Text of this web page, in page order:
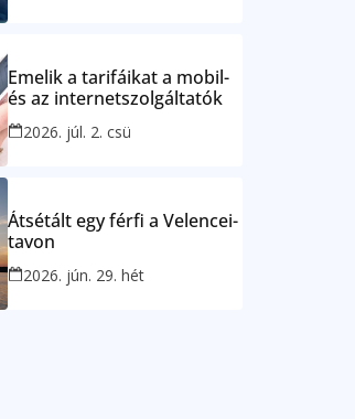
Emelik a tarifáikat a mobil-
és az internetszolgáltatók
2026. júl. 2. csü
Átsétált egy férfi a Velencei-
tavon
2026. jún. 29. hét